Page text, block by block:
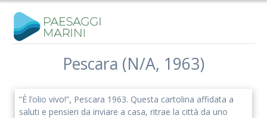
Salta
Pescara (N/A, 1963)
“È l’olio vivo!”, Pescara 1963. Questa cartolina affidata a
saluti e pensieri da inviare a casa, ritrae la città da uno